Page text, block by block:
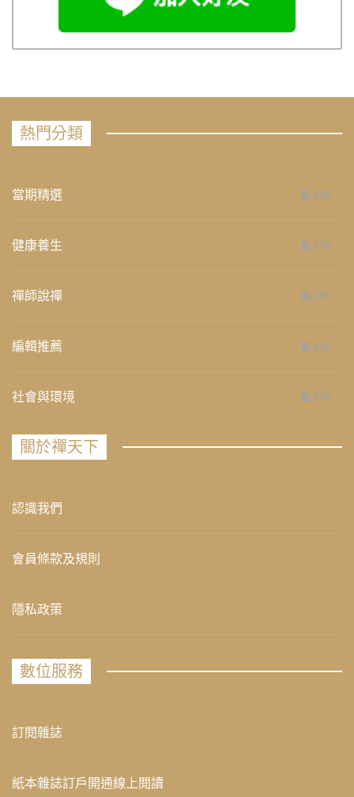
熱門分類
當期精選 658
健康養生 276
禪師說禪 267
編輯推薦 236
社會與環境 235
關於禪天下
認識我們
會員條款及規則
隱私政策
數位服務
訂閱雜誌
紙本雜誌訂戶開通線上閱讀